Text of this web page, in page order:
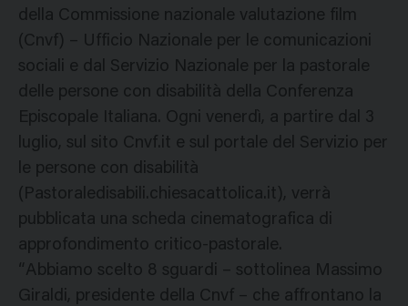
della Commissione nazionale valutazione film
(Cnvf) – Ufficio Nazionale per le comunicazioni
sociali e dal Servizio Nazionale per la pastorale
delle persone con disabilità della Conferenza
Episcopale Italiana. Ogni venerdì, a partire dal 3
luglio, sul sito Cnvf.it e sul portale del Servizio per
le persone con disabilità
(Pastoraledisabili.chiesacattolica.it), verrà
pubblicata una scheda cinematografica di
approfondimento critico-pastorale.
“Abbiamo scelto 8 sguardi – sottolinea Massimo
Giraldi, presidente della Cnvf – che affrontano la